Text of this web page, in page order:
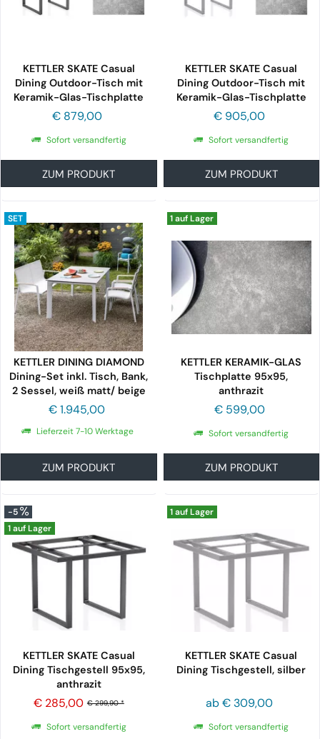
KETTLER SKATE Casual
Dining Outdoor-Tisch mit
Keramik-Glas-Tischplatte
95x95,...
€ 879,00
Sofort versandfertig
ZUM PRODUKT
KETTLER SKATE Casual
Dining Outdoor-Tisch mit
Keramik-Glas-Tischplatte
95x95,...
€ 905,00
Sofort versandfertig
ZUM PRODUKT
SET
KETTLER DINING DIAMOND
Dining-Set inkl. Tisch, Bank,
2 Sessel, weiß matt/ beige
€ 1.945,00
Lieferzeit 7-10 Werktage
ZUM PRODUKT
1 auf Lager
KETTLER KERAMIK-GLAS
Tischplatte 95x95,
anthrazit
€ 599,00
Sofort versandfertig
ZUM PRODUKT
-5
1 auf Lager
KETTLER SKATE Casual
Dining Tischgestell 95x95,
anthrazit
€ 299,90 *
€ 285,00
Sofort versandfertig
1 auf Lager
KETTLER SKATE Casual
Dining Tischgestell, silber
ab € 309,00
Sofort versandfertig